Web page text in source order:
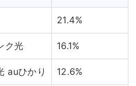
21.4%
ク光 16.1%
auひかり 12.6%